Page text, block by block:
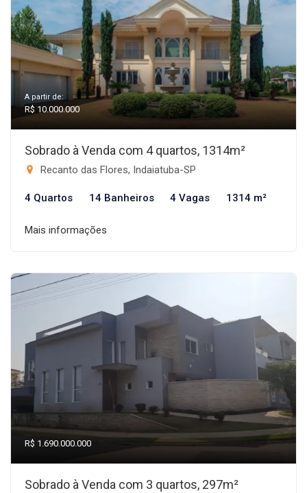
A partir de:
R$ 10.000.000
Sobrado à Venda com 4 quartos, 1314m²
Recanto das Flores, Indaiatuba-SP
4 Quartos 14 Banheiros 4 Vagas 1314 m²
Mais informações
R$ 1.690.000.000
Sobrado à Venda com 3 quartos, 297m²